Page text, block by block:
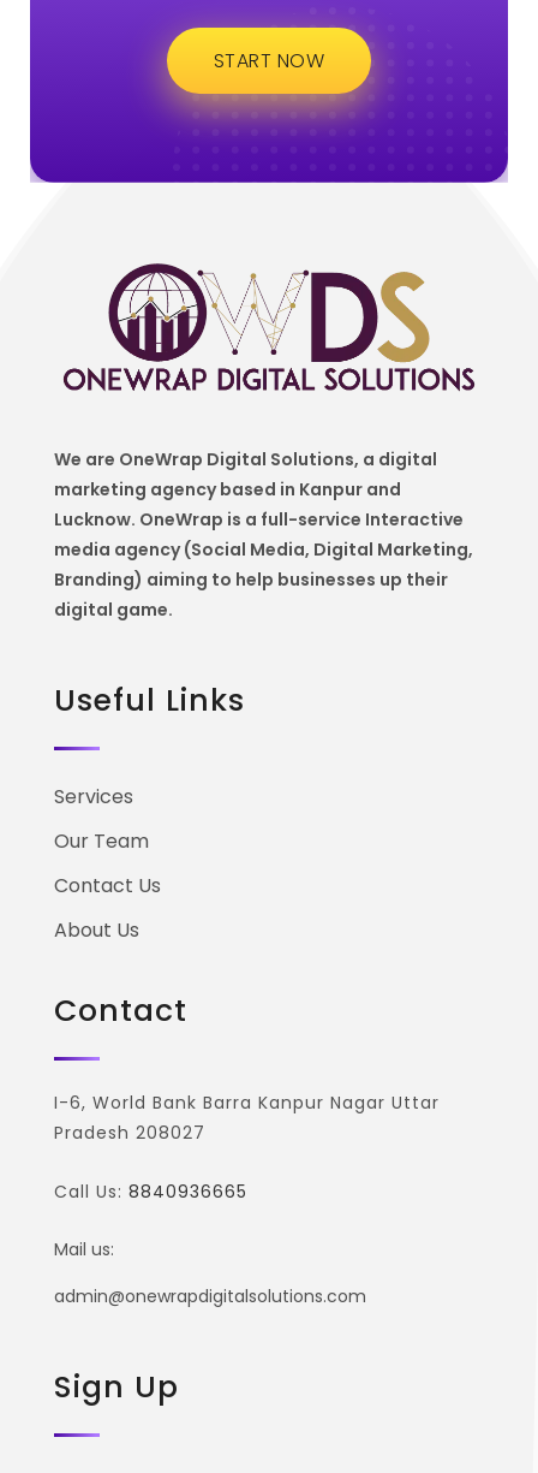
START NOW
We are OneWrap Digital Solutions, a digital
marketing agency based in Kanpur and
Lucknow. OneWrap is a full-service Interactive
media agency (Social Media, Digital Marketing,
Branding) aiming to help businesses up their
digital game.
Useful Links
Services
Our Team
Contact Us
About Us
Contact
I-6, World Bank Barra Kanpur Nagar Uttar
Pradesh 208027
Call Us: 8840936665
Mail us:
admin@onewrapdigitalsolutions.com
Sign Up